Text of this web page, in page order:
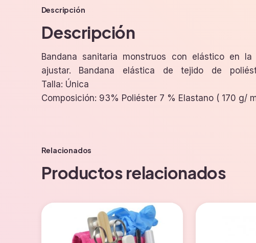
Descripción
Descripción
Bandana sanitaria monstruos con elástico en
ajustar. Bandana elástica de tejido de
transpirable, tolerancia a salpicaduras de lejía y de
Talla: Única
Composición: 93% Poliéster 7 % Elastano ( 170 g/
Relacionados
Productos relacionados